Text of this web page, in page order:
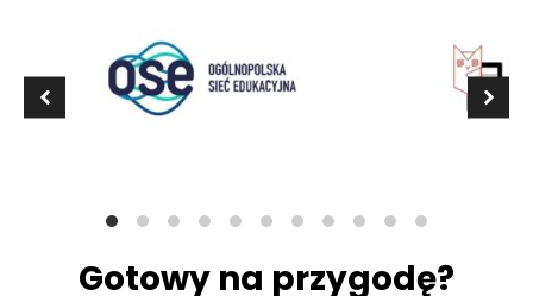
Gotowy na przygodę?